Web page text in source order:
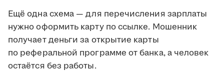
Ещё одна схема — для перечисления зарплаты
нужно оформить карту по ссылке. Мошенник
получает деньги за открытие карты
по реферальной программе от банка, а человек
остаётся без работы.